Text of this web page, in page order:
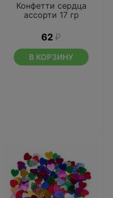
Конфетти сердца
ассорти 17 гр
62 ₽
В КОРЗИНУ